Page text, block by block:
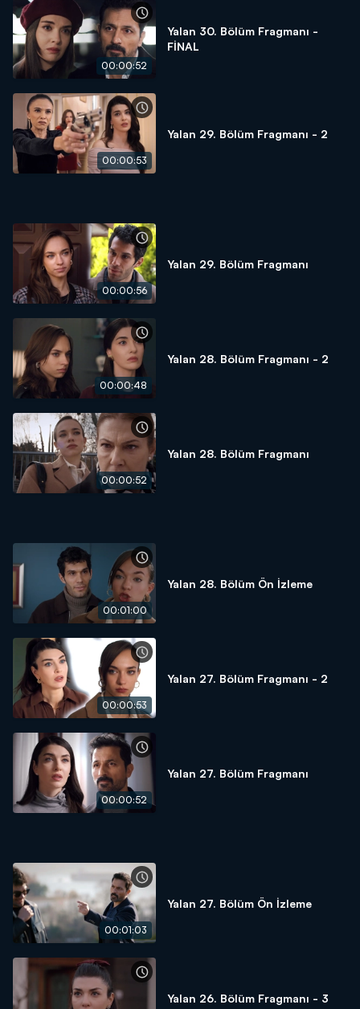
00:00:52
Yalan 30. Bölüm Fragmanı -
FİNAL
00:00:53
Yalan 29. Bölüm Fragmanı - 2
00:00:56
Yalan 29. Bölüm Fragmanı
00:00:48
Yalan 28. Bölüm Fragmanı - 2
00:00:52
Yalan 28. Bölüm Fragmanı
00:01:00
Yalan 28. Bölüm Ön İzleme
00:00:53
Yalan 27. Bölüm Fragmanı - 2
00:00:52
Yalan 27. Bölüm Fragmanı
00:01:03
Yalan 27. Bölüm Ön İzleme
Yalan 26. Bölüm Fragmanı - 3